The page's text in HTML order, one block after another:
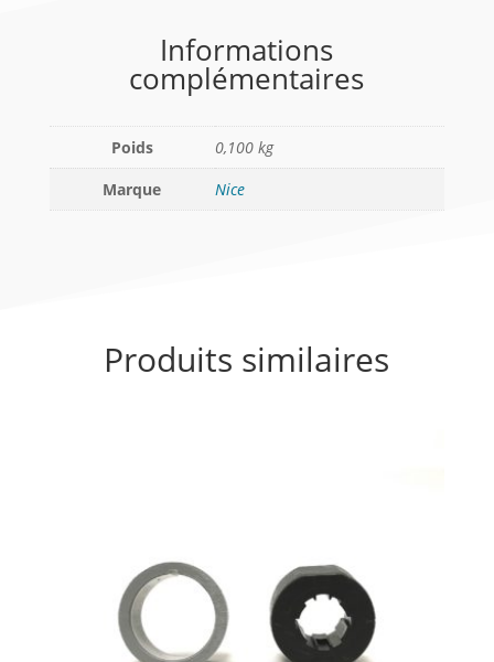
Informations
complémentaires
Poids
0,100 kg
Marque
Nice
Produits similaires